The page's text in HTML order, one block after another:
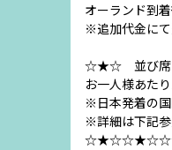
オーランド到
※追加代金にて
☆★☆ 並び席
お一人様あた
※日本発着の
※詳細は下記